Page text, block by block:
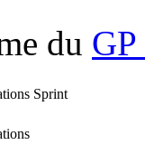
du
Sprint